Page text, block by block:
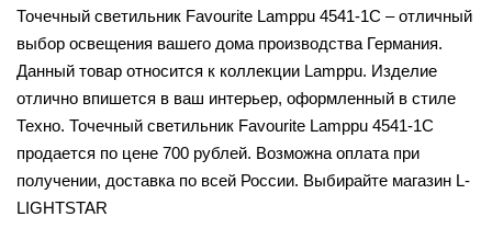
Точечный светильник Favourite Lamppu 4541-1C – отличный
выбор освещения вашего дома производства Германия.
Данный товар относится к коллекции Lamppu. Изделие
отлично впишется в ваш интерьер, оформленный в стиле
Техно. Точечный светильник Favourite Lamppu 4541-1C
продается по цене 700 рублей. Возможна оплата при
получении, доставка по всей России. Выбирайте магазин L-
LIGHTSTAR